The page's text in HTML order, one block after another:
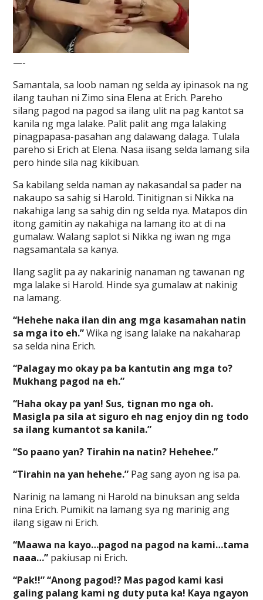
—-
Samantala, sa loob naman ng selda ay ipinasok na ng
ilang tauhan ni Zimo sina Elena at Erich. Pareho
silang pagod na pagod sa ilang ulit na pag kantot sa
kanila ng mga lalake. Palit palit ang mga lalaking
pinagpapasa-pasahan ang dalawang dalaga. Tulala
pareho si Erich at Elena. Nasa iisang selda lamang sila
pero hinde sila nag kikibuan.
Sa kabilang selda naman ay nakasandal sa pader na
nakaupo sa sahig si Harold. Tinitignan si Nikka na
nakahiga lang sa sahig din ng selda nya. Matapos din
itong gamitin ay nakahiga na lamang ito at di na
gumalaw. Walang saplot si Nikka ng iwan ng mga
nagsamantala sa kanya.
Ilang saglit pa ay nakarinig nanaman ng tawanan ng
mga lalake si Harold. Hinde sya gumalaw at nakinig
na lamang.
“Hehehe naka ilan din ang mga kasamahan natin
sa mga ito eh.”Wika ng isang lalake na nakaharap
sa selda nina Erich.
“Palagay mo okay pa ba kantutin ang mga to?
Mukhang pagod na eh.”
“Haha okay pa yan! Sus, tignan mo nga oh.
Masigla pa sila at siguro eh nag enjoy din ng todo
sa ilang kumantot sa kanila.”
“So paano yan? Tirahin na natin? Hehehee.”
“Tirahin na yan hehehe.” Pag sang ayon ng isa pa.
Narinig na lamang ni Harold na binuksan ang selda
nina Erich. Pumikit na lamang sya ng marinig ang
ilang sigaw ni Erich.
“Maawa na kayo…pagod na pagod na kami…tama
naaa…” pakiusap ni Erich.
“Pak!!” “Anong pagod!? Mas pagod kami kasi
galing palang kami ng duty puta ka! Kaya ngayon